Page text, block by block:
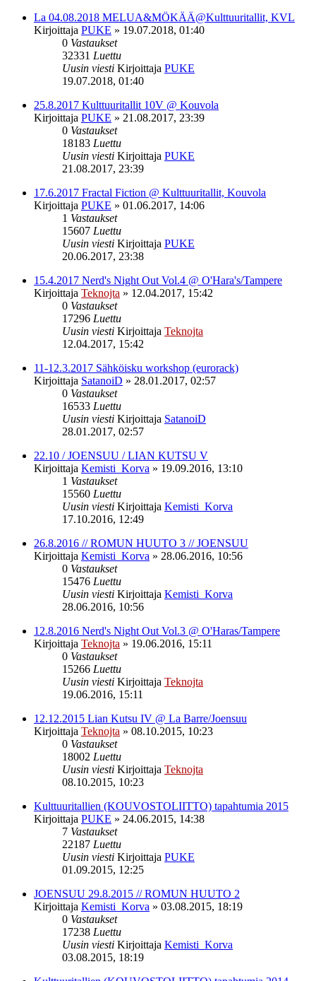
La 04.08.2018 MELUA&MÖKÄÄ@Kulttuuritallit, KVL
Kirjoittaja PUKE » 19.07.2018, 01:40
0 Vastaukset
32331 Luettu
Uusin viesti Kirjoittaja PUKE
19.07.2018, 01:40
25.8.2017 Kulttuuritallit 10V @ Kouvola
Kirjoittaja PUKE » 21.08.2017, 23:39
0 Vastaukset
18183 Luettu
Uusin viesti Kirjoittaja PUKE
21.08.2017, 23:39
17.6.2017 Fractal Fiction @ Kulttuuritallit, Kouvola
Kirjoittaja PUKE » 01.06.2017, 14:06
1 Vastaukset
15607 Luettu
Uusin viesti Kirjoittaja PUKE
20.06.2017, 23:38
15.4.2017 Nerd's Night Out Vol.4 @ O'Hara's/Tampere
Kirjoittaja Teknojta » 12.04.2017, 15:42
0 Vastaukset
17296 Luettu
Uusin viesti Kirjoittaja Teknojta
12.04.2017, 15:42
11-12.3.2017 Sähköisku workshop (eurorack)
Kirjoittaja SatanoiD » 28.01.2017, 02:57
0 Vastaukset
16533 Luettu
Uusin viesti Kirjoittaja SatanoiD
28.01.2017, 02:57
22.10 / JOENSUU / LIAN KUTSU V
Kirjoittaja Kemisti_Korva » 19.09.2016, 13:10
1 Vastaukset
15560 Luettu
Uusin viesti Kirjoittaja Kemisti_Korva
17.10.2016, 12:49
26.8.2016 // ROMUN HUUTO 3 // JOENSUU
Kirjoittaja Kemisti_Korva » 28.06.2016, 10:56
0 Vastaukset
15476 Luettu
Uusin viesti Kirjoittaja Kemisti_Korva
28.06.2016, 10:56
12.8.2016 Nerd's Night Out Vol.3 @ O'Haras/Tampere
Kirjoittaja Teknojta » 19.06.2016, 15:11
0 Vastaukset
15266 Luettu
Uusin viesti Kirjoittaja Teknojta
19.06.2016, 15:11
12.12.2015 Lian Kutsu IV @ La Barre/Joensuu
Kirjoittaja Teknojta » 08.10.2015, 10:23
0 Vastaukset
18002 Luettu
Uusin viesti Kirjoittaja Teknojta
08.10.2015, 10:23
Kulttuuritallien (KOUVOSTOLIITTO) tapahtumia 2015
Kirjoittaja PUKE » 24.06.2015, 14:38
7 Vastaukset
22187 Luettu
Uusin viesti Kirjoittaja PUKE
01.09.2015, 12:25
JOENSUU 29.8.2015 // ROMUN HUUTO 2
Kirjoittaja Kemisti_Korva » 03.08.2015, 18:19
0 Vastaukset
17238 Luettu
Uusin viesti Kirjoittaja Kemisti_Korva
03.08.2015, 18:19